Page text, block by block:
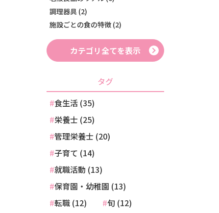
調理器具 (2)
施設ごとの食の特徴 (2)
カテゴリ全てを表示
タグ
食生活 (35)
栄養士 (25)
管理栄養士 (20)
子育て (14)
就職活動 (13)
保育園・幼稚園 (13)
転職 (12)
旬 (12)